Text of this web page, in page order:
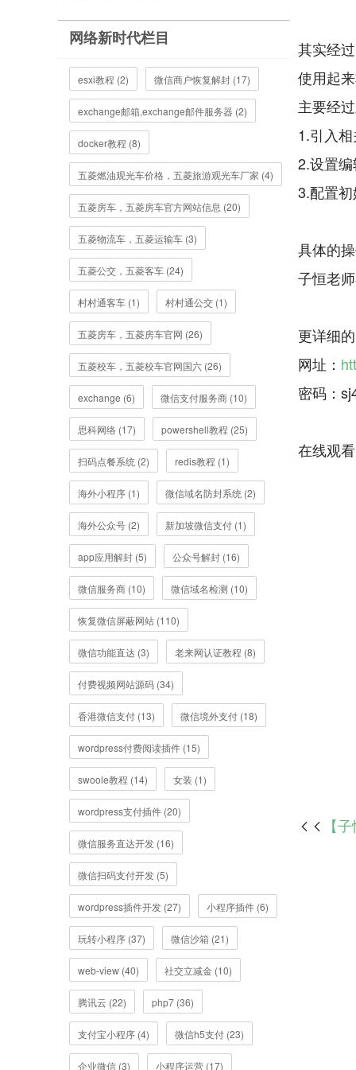
网络新时代栏目
esxi教程 (2) 微信商户恢复解封 (17)
exchange邮箱,exchange邮件服务器 (2)
docker教程 (8)
五菱燃油观光车价格，五菱旅游观光车厂家 (4)
五菱房车，五菱房车官方网站信息 (20)
五菱物流车，五菱运输车 (3)
五菱公交，五菱客车 (24)
村村通客车 (1) 村村通公交 (1)
五菱房车，五菱房车官网 (26)
五菱校车，五菱校车官网国六 (26)
exchange (6) 微信支付服务商 (10)
思科网络 (17) powershell教程 (25)
扫码点餐系统 (2) redis教程 (1)
海外小程序 (1) 微信域名防封系统 (2)
海外公众号 (2) 新加坡微信支付 (1)
app应用解封 (5) 公众号解封 (16)
微信服务商 (10) 微信域名检测 (10)
恢复微信屏蔽网站 (110)
微信功能直达 (3) 老来网认证教程 (8)
付费视频网站源码 (34)
香港微信支付 (13) 微信境外支付 (18)
wordpress付费阅读插件 (15)
swoole教程 (14) 女装 (1)
wordpress支付插件 (20)
微信服务直达开发 (16)
微信扫码支付开发 (5)
wordpress插件开发 (27) 小程序插件 (6)
玩转小程序 (37) 微信沙箱 (21)
web-view (40) 社交立减金 (10)
腾讯云 (22) php7 (36)
支付宝小程序 (4) 微信h5支付 (23)
企业微信 (3) 小程序运营 (17)
其实经
使用起
主要经
1.引入
2.设置
3.配置
具体的
子恒老
更详细
网址：
密码：
在线观看
 【